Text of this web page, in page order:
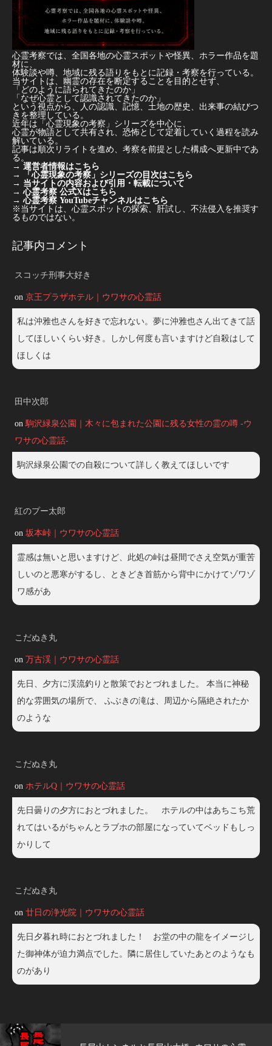
心霊考察では、全国各地の心霊スポットや怪異、ホラー作品を題
材に、
体験談や噂、地域に残る語りをもとに記録・考察を行っている。
当サイトは、幽霊の存在を断定することを目的とせず、
「どのように語られてきたのか」
「なぜ心霊として認識されてきたのか」
という視点から、人の認識、記憶、土地の歴史、出来事の結びつ
きを整理している。
近年は「心霊現象の考察」シリーズを中心に、
心霊が物語として共有され、恐怖として定着していく過程を読み
解いている。
記事は順次リライトを進め、考察を前提とした構成へ更新中であ
る。
→ 運営者情報はこちら
→
「心霊現象の考察」シリーズの目次はこちら
→ 当サイトの内容および引用・転載について
→ 心霊考察 公式Xはこちら
→ 心霊考察 YouTubeチャンネルはこちら
※当サイトは、心霊スポットの探索、肝試し、不法侵入を推奨す
るものではない。
記事内コメント
スコッチ刑事大好き
on 京王プラザホテル｜ウワサの心霊話
私は沖雅也さんを好きで忘れない。夢に沖雅也さん出てきて話
してほしいくらい好き。しかし何度も言いますけど自殺はして
ほしくは
田中次郎
on駒沢緑泉公園｜木々に包まれた公園に残る女性の霊の噂 -ウ
ワサの心霊話-
駒沢緑泉公園での自殺について詳しく教えてほしいです
紅のプー太郎
on 坂本峠｜ウワサの心霊話
霊感は無いと思いますけど、此処の峠は昼間でさえ空気が重苦
しいのと悪寒がするし、ときどき首筋から背中にかけてゾワゾ
ワ感があ
こだぬき丸
on 万古渓｜ウワサの心霊話
先日、夕方に渓流釣りと散策でおとづれました。 本当に神秘
的な雰囲気の場所で、 ふぶきの滝は、周辺から隔絶されたか
のような
こだぬき丸
on ホテルQ｜ウワサの心霊話
先日曇りの夕方におとづれました。 ホテルの中はあちこち荒
れてはいるがちゃんとラブホの部屋になっていてベッドもしっ
かりして
こだぬき丸
on 廿日の浄光院｜ウワサの心霊話
先日夕暮れ時におとづれました！ お堂の中の龍をイメージし
た御神体が迫力満点でした。隣に居住していたあとのようなも
のがあり